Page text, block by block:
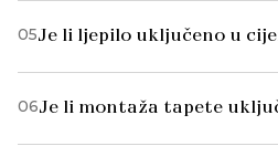
05Je li ljepilo uključeno u
06Je li montaža tapete